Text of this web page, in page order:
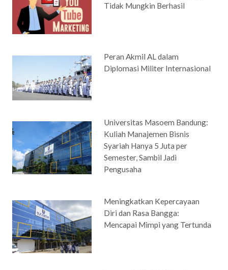
Tidak Mungkin Berhasil
Peran Akmil AL dalam
Diplomasi Militer Internasional
Universitas Masoem Bandung:
Kuliah Manajemen Bisnis
Syariah Hanya 5 Juta per
Semester, Sambil Jadi
Pengusaha
Meningkatkan Kepercayaan
Diri dan Rasa Bangga:
Mencapai Mimpi yang Tertunda